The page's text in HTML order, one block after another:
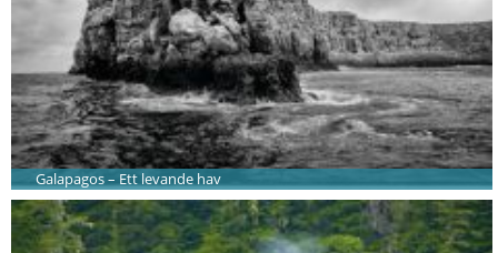
Galapagos – Ett levande hav